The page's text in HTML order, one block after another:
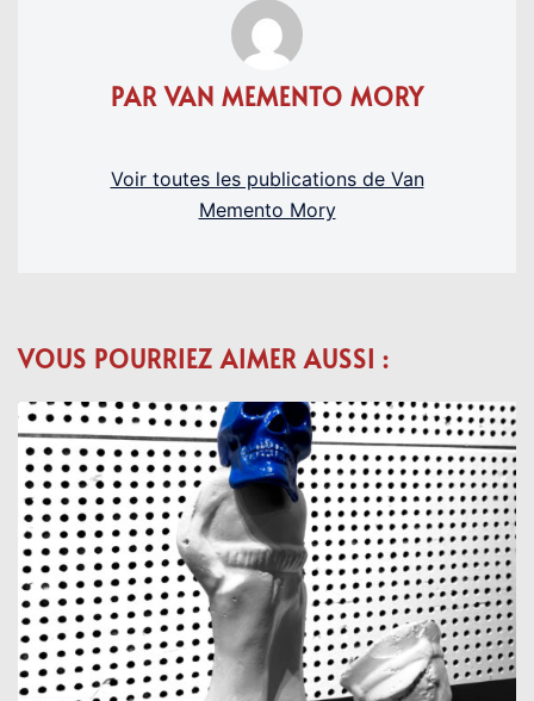
PAR VAN MEMENTO MORY
Voir toutes les publications de Van
Memento Mory
VOUS POURRIEZ AIMER AUSSI :